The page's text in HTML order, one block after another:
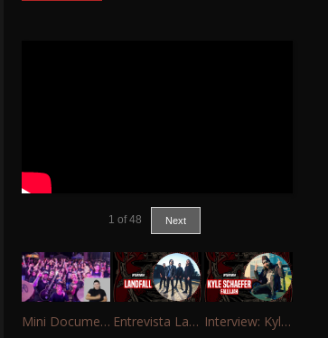
1 of 48 Next
Mini Documentário – 10 Anos de Portinho Rock Entrevista Landfall Interview: Kyle Schaefer (Fallujah)